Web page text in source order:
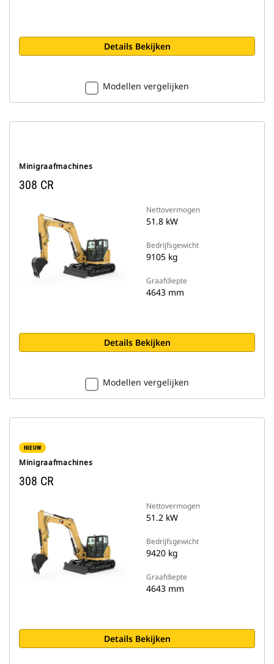
Details Bekijken
Modellen vergelijken
Minigraafmachines
308 CR
Nettovermogen
51.8 kW
Bedrijfsgewicht
9105 kg
Graafdiepte
4643 mm
Details Bekijken
Modellen vergelijken
NIEUW
Minigraafmachines
308 CR
Nettovermogen
51.2 kW
Bedrijfsgewicht
9420 kg
Graafdiepte
4643 mm
Details Bekijken